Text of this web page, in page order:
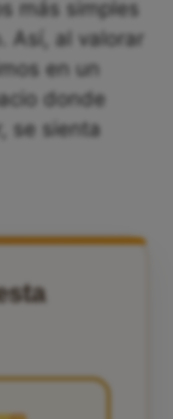
más simples
Así, al valorar
en un
donde
se sienta